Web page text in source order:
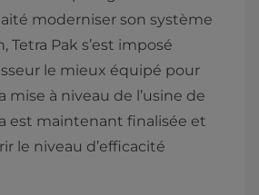
moderniser son système
Tetra Pak s’est imposé
le mieux équipé pour
mise à niveau de l’usine de
est maintenant finalisée et
le niveau d’efficacité